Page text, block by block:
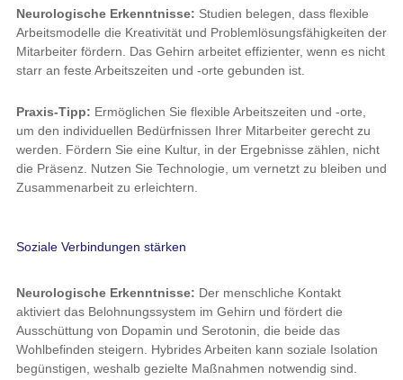
Neurologische Erkenntnisse: Studien belegen, dass flexible
Arbeitsmodelle die Kreativität und Problemlösungsfähigkeiten der
Mitarbeiter fördern. Das Gehirn arbeitet effizienter, wenn es nicht
starr an feste Arbeitszeiten und -orte gebunden ist.
Praxis-Tipp: Ermöglichen Sie flexible Arbeitszeiten und -orte,
um den individuellen Bedürfnissen Ihrer Mitarbeiter gerecht zu
werden. Fördern Sie eine Kultur, in der Ergebnisse zählen, nicht
die Präsenz. Nutzen Sie Technologie, um vernetzt zu bleiben und
Zusammenarbeit zu erleichtern.
Soziale Verbindungen stärken
Neurologische Erkenntnisse: Der menschliche Kontakt
aktiviert das Belohnungssystem im Gehirn und fördert die
Ausschüttung von Dopamin und Serotonin, die beide das
Wohlbefinden steigern. Hybrides Arbeiten kann soziale Isolation
begünstigen, weshalb gezielte Maßnahmen notwendig sind.